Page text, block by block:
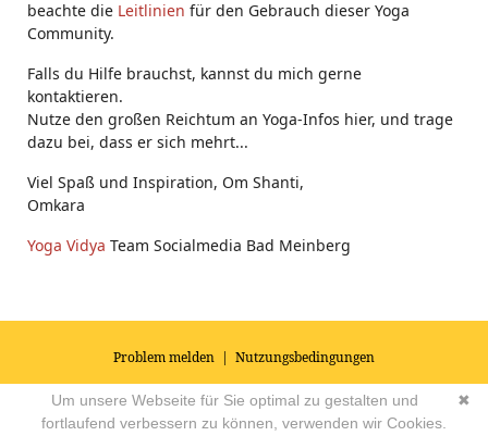
beachte die Leitlinien für den Gebrauch dieser Yoga
Community.
Falls du Hilfe brauchst, kannst du mich gerne
kontaktieren.
Nutze den großen Reichtum an Yoga-Infos hier, und trage
dazu bei, dass er sich mehrt...
Viel Spaß und Inspiration, Om Shanti,
Omkara
Yoga Vidya Team Socialmedia Bad Meinberg
Problem melden | Nutzungsbedingungen
© 2026Impressum|Datenschutz|AGB's| Yoga Vidya Community -
Forum für Yoga, Meditation und Ayurveda Powered by
✖
Um unsere Webseite für Sie optimal zu gestalten und
fortlaufend verbessern zu können, verwenden wir Cookies.